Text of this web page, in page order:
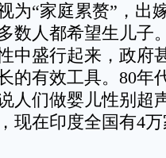
“家庭累赘”，出
数人都希望生儿子
中盛行起来，政府
的有效工具。80年
人们做婴儿性别超
现在印度全国有4